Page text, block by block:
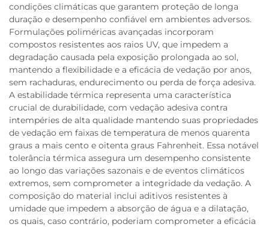
condições climáticas que garantem proteção de longa
duração e desempenho confiável em ambientes adversos.
Formulações poliméricas avançadas incorporam
compostos resistentes aos raios UV, que impedem a
degradação causada pela exposição prolongada ao sol,
mantendo a flexibilidade e a eficácia de vedação por anos,
sem rachaduras, endurecimento ou perda de força adesiva.
A estabilidade térmica representa uma característica
crucial de durabilidade, com vedação adesiva contra
intempéries de alta qualidade mantendo suas propriedades
de vedação em faixas de temperatura de menos quarenta
graus a mais cento e oitenta graus Fahrenheit. Essa notável
tolerância térmica assegura um desempenho consistente
ao longo das variações sazonais e de eventos climáticos
extremos, sem comprometer a integridade da vedação. A
composição do material inclui aditivos resistentes à
umidade que impedem a absorção de água e a dilatação,
os quais, caso contrário, poderiam comprometer a eficácia